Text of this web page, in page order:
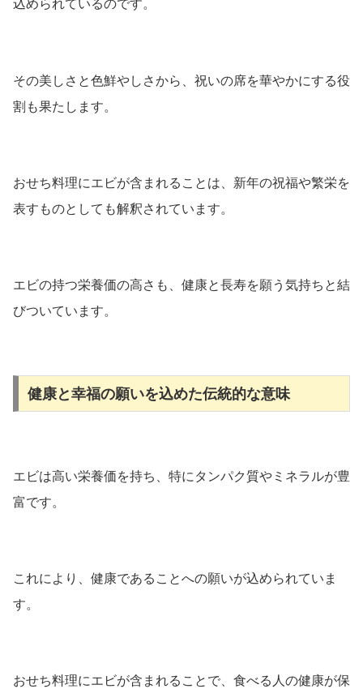
込められているのです。
その美しさと色鮮やしさから、祝いの席を華やかにする役
割も果たします。
おせち料理にエビが含まれることは、新年の祝福や繁栄を
表すものとしても解釈されています。
エビの持つ栄養価の高さも、健康と長寿を願う気持ちと結
びついています。
健康と幸福の願いを込めた伝統的な意味
エビは高い栄養価を持ち、特にタンパク質やミネラルが豊
富です。
これにより、健康であることへの願いが込められていま
す。
おせち料理にエビが含まれることで、食べる人の健康が保